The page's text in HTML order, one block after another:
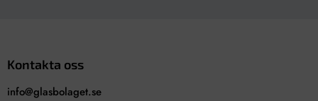
Kontakta oss
info@glasbolaget.se